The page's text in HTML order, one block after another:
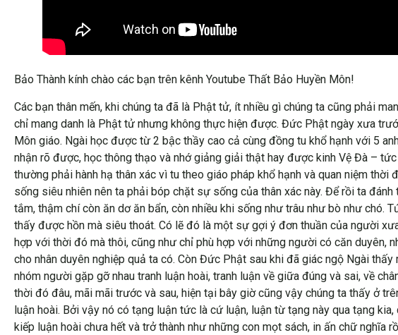
Bảo Thành kính chào các bạn trên kênh Youtube Thất Bảo Huyền Môn!
Các bạn thân mến, khi chúng ta đã là Phật tử, ít nhiều gì chúng ta cũng phải
chỉ mang danh là Phật tử nhưng không thực hiện được. Đức Phật ngày xưa
Môn giáo. Ngài học được từ 2 bậc thầy cao cả cùng đồng tu khổ hạnh với 5
nhận rõ được, học thông thạo và nhớ giảng giải thật hay được kinh Vệ Đà –
thường phải hành hạ thân xác vì tu theo giáo pháp khổ hạnh và quan niệm
sống siêu nhiên nên ta phải bóp chặt sự sống của thân xác này. Để rồi ta
tắm, thậm chí còn ăn dơ ăn bẩn, còn nhiều khi sống như trâu như bò như
thấy được hồn mà siêu thoát. Có lẽ đó là một sự gợi ý đơn thuần của người
hợp với thời đó mà thôi, cũng như chỉ phù hợp với những người có căn duyên,
cho nhân duyên nghiệp quả ta có. Còn Đức Phật sau khi đã giác ngộ Ngài
nhóm người gặp gỡ nhau tranh luận hoài, tranh luận về giữa đúng và sai, về
thời đó đâu, mãi mãi trước và sau, hiện tại bây giờ cũng vậy chúng ta thấy ở
luận hoài. Bởi vậy nó có tạng luận tức là cứ luận, luận từ tạng này qua tạng
kiếp luận hoài chưa hết và trở thành như những con mọt sách, in ấn chữ